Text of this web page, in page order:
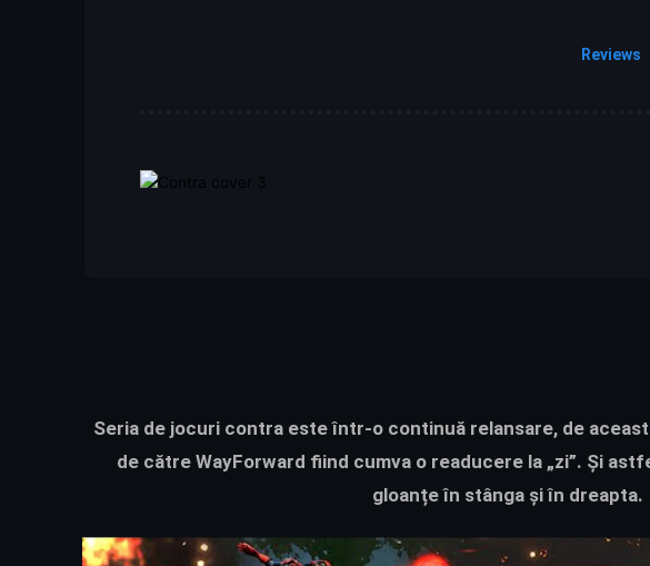
Reviews
Seria de jocuri contra este într-o continuă relansare, de
de către WayForward fiind cumva o readucere la „zi”. Și
gloanțe în stânga și în dreapta.